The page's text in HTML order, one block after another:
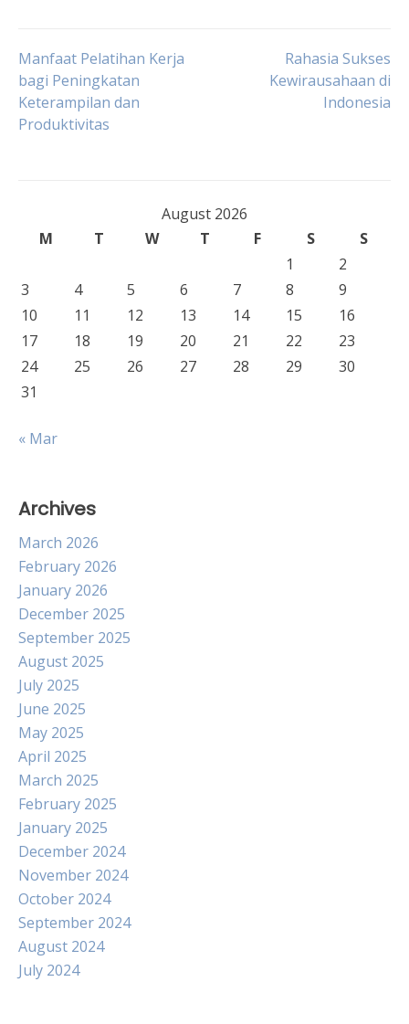
Post
navigation
Manfaat Pelatihan Kerja
bagi Peningkatan
Keterampilan dan
Produktivitas
Rahasia Sukses
Kewirausahaan di
Indonesia
August 2026
M
T W T F S
S
1
2
3
4 5 6 7 8
9
10
11 12 13 14 15
16
17
18 19 20 21 22
23
24
25 26 27 28 29
30
31
« Mar
Archives
March 2026
February 2026
January 2026
December 2025
September 2025
August 2025
July 2025
June 2025
May 2025
April 2025
March 2025
February 2025
January 2025
December 2024
November 2024
October 2024
September 2024
August 2024
July 2024